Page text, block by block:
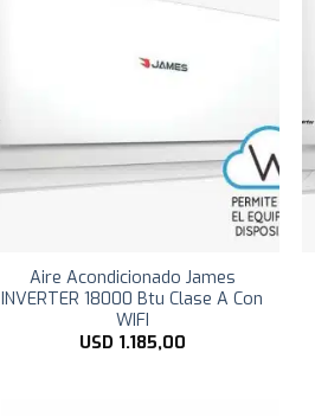
Aire Acondicionado James
INVERTER 18000 Btu Clase A Con
WIFI
USD 1.185,00